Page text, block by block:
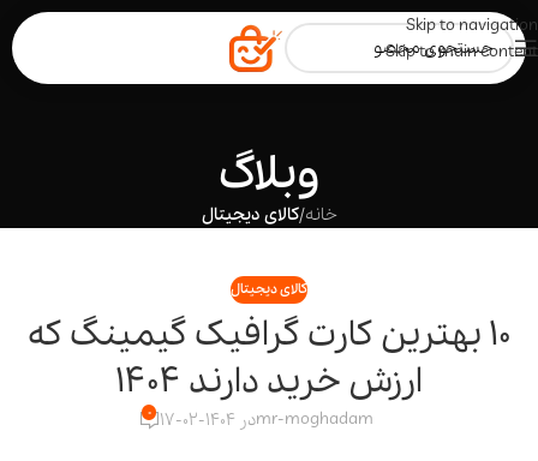
Skip to navigation
Skip to main content
وبلاگ
خانه/کالای دیجیتال
کالای دیجیتال
10 بهترین کارت گرافیک‌ گیمینگ که
ارزش خرید دارند 1404
mr-moghadamدر 1404-02-17 0